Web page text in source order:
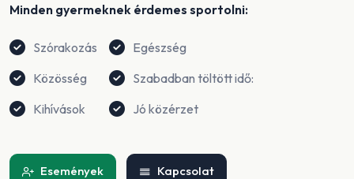
Minden gyermeknek érdemes sportolni:
Szórakozás
Közösség
Kihívások
Egészség
Szabadban töltött idő:
Jó közérzet
Események Kapcsolat